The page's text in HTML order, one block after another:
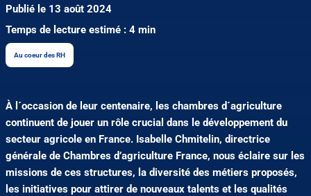
Publié le 13 août 2024
Temps de lecture estimé : 4 min
Au coeur des RH
À l´occasion de leur centenaire, les chambres d´agriculture
continuent de jouer un rôle crucial dans le développement du
secteur agricole en France. Isabelle Chmitelin, directrice
générale de Chambres d’agriculture France, nous éclaire sur les
missions de ces structures, la diversité des métiers proposés,
les initiatives pour attirer de nouveaux talents et les qualités